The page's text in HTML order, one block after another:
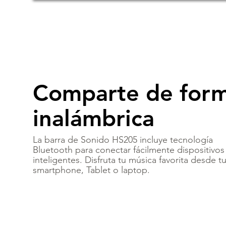
Comparte de
inalámbrica
La barra de Sonido HS205 incluye tecnología
Bluetooth para conectar fácilmente dispositivos
inteligentes. Disfruta tu música favorita desde tu
smartphone, Tablet o laptop.